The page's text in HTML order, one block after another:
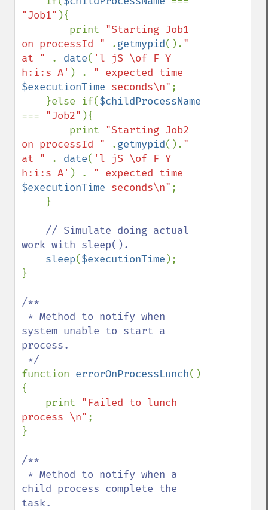
"Job1" ){
        print
"Starting Job1
on processId "
.getmypid(). "
at "
. date( 'l jS \of F Y
h:i:s A' ) .
$executionTime seconds\n" ;
    }else if(
=== "Job2" ){
        print
"Starting Job2
on processId "
.getmypid(). "
at "
. date( 'l jS \of F Y
h:i:s A' ) .
$executionTime seconds\n" ;
// Simulate doing actual
work with sleep().
sleep($executionTime );
}
/**
system unable to start a
process.
function errorOnProcessLunch()
{
    print
"Failed to lunch
process \n" ;
}
/**
child process complete the
task.